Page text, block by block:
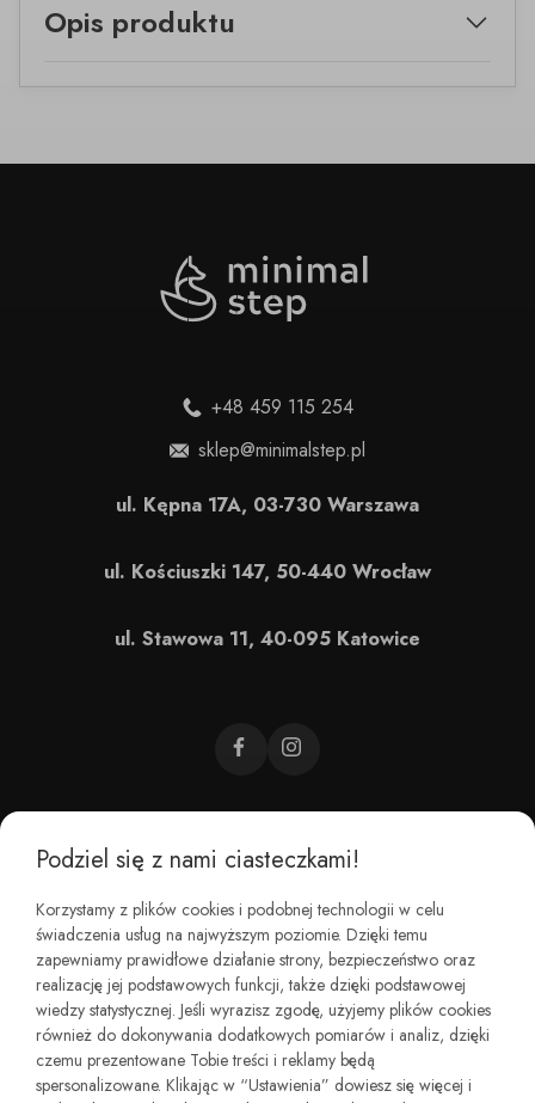
Opis produktu
CZEMU BAREFOOT?
KIM JESTEŚMY?
REGULAMINY I ZWROTY
+48 459 115 254
sklep@minimalstep.pl
ul. Kępna 17A, 03-730 Warszawa
ul. Kościuszki 147, 50-440 Wrocław
ul. Stawowa 11, 40-095 Katowice
Podziel się z nami ciasteczkami!
Korzystamy z plików cookies i podobnej technologii w celu
świadczenia usług na najwyższym poziomie. Dzięki temu
zapewniamy prawidłowe działanie strony, bezpieczeństwo oraz
realizację jej podstawowych funkcji, także dzięki podstawowej
wiedzy statystycznej. Jeśli wyrazisz zgodę, użyjemy plików cookies
również do dokonywania dodatkowych pomiarów i analiz, dzięki
czemu prezentowane Tobie treści i reklamy będą
spersonalizowane. Klikając w “Ustawienia” dowiesz się więcej i